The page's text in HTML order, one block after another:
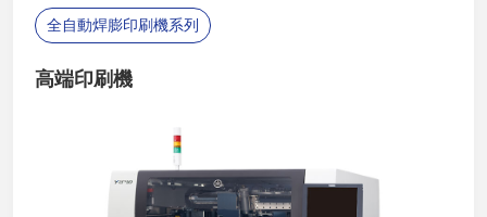
全自動焊膨印刷機系列
高端印刷機